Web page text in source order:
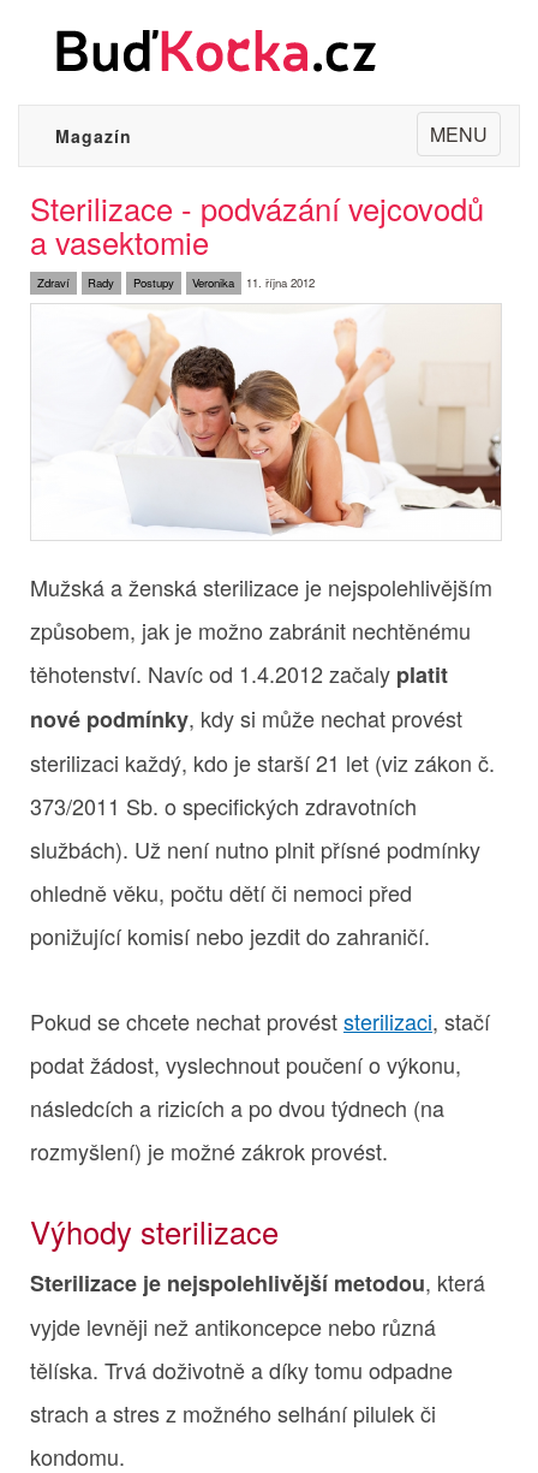
Toggle
navigation
MENU
Magazín
Sterilizace - podvázání vejcovodů
a vasektomie
Zdraví Rady Postupy Veronika 11. října 2012
Mužská a ženská sterilizace je nejspolehlivějším
způsobem, jak je možno zabránit nechtěnému
těhotenství. Navíc od 1.4.2012 začaly platit
nové podmínky, kdy si může nechat provést
sterilizaci každý, kdo je starší 21 let (viz zákon č.
373/2011 Sb. o specifických zdravotních
službách). Už není nutno plnit přísné podmínky
ohledně věku, počtu dětí či nemoci před
ponižující komisí nebo jezdit do zahraničí.
Pokud se chcete nechat provéststerilizaci, stačí
podat žádost, vyslechnout poučení o výkonu,
následcích a rizicích a po dvou týdnech (na
rozmyšlení) je možné zákrok provést.
Výhody sterilizace
Sterilizace je nejspolehlivější metodou, která
vyjde levněji než antikoncepce nebo různá
tělíska. Trvá doživotně a díky tomu odpadne
strach a stres z možného selhání pilulek či
kondomu.